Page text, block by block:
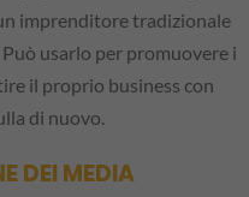
imprenditore tradizionale
usarlo per promuovere i
il proprio business con
di nuovo.
DEI MEDIA